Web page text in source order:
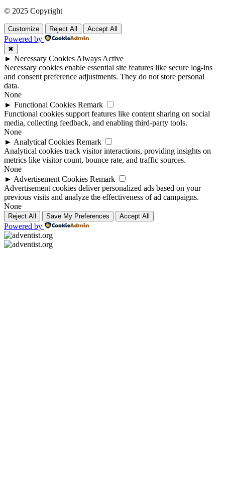
© 2025 Copyright
Customize Reject All Accept All
Powered by
✖
► Necessary Cookies Always Active
Necessary cookies enable essential site features like secure log-ins
and consent preference adjustments. They do not store personal
data.
None
► Functional Cookies Remark
Functional cookies support features like content sharing on social
media, collecting feedback, and enabling third-party tools.
None
► Analytical Cookies Remark
Analytical cookies track visitor interactions, providing insights on
metrics like visitor count, bounce rate, and traffic sources.
None
► Advertisement Cookies Remark
Advertisement cookies deliver personalized ads based on your
previous visits and analyze the effectiveness of ad campaigns.
None
Reject All Save My Preferences Accept All
Powered by